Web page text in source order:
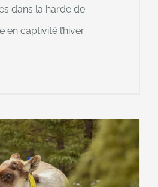
dans la harde de
en captivité l’hiver